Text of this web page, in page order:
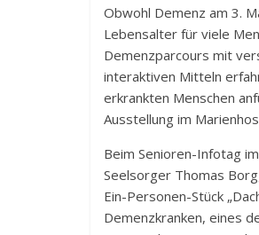
Obwohl Demenz am 3.
Lebensalter für viele
Demenzparcours mit
interaktiven Mitteln
erkrankten Menschen
Ausstellung im
Beim Senioren-Infotag
Seelsorger Thomas
Ein-Personen-Stück
Demenzkranken, eines